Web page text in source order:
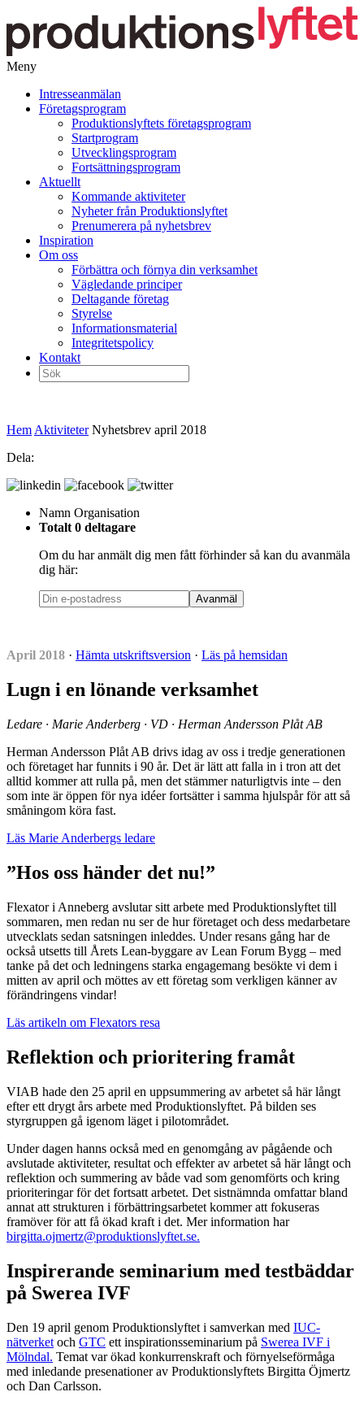
Meny
vidare
Intresseanmälan
Företagsprogram
Produktionslyftets företagsprogram
Startprogram
Utvecklingsprogram
Fortsättningsprogram
Aktuellt
Kommande aktiviteter
Nyheter från Produktionslyftet
Prenumerera på nyhetsbrev
Inspiration
Om oss
Förbättra och förnya din verksamhet
Vägledande principer
Deltagande företag
Styrelse
Informationsmaterial
Integritetspolicy
Kontakt
Sök
efter:
Hem Aktiviteter Nyhetsbrev april 2018
Dela:
Namn Organisation
Totalt 0 deltagare
Om du har anmält dig men fått förhinder så kan du avanmäla
dig här:
Avanmäl
April 2018 · Hämta utskriftsversion · Läs på hemsidan
Lugn i en lönande verksamhet
Ledare · Marie Anderberg · VD · Herman Andersson Plåt AB
Herman Andersson Plåt AB drivs idag av oss i tredje generationen
och företaget har funnits i 90 år. Det är lätt att falla in i tron att det
alltid kommer att rulla på, men det stämmer naturligtvis inte – den
som inte är öppen för nya idéer fortsätter i samma hjulspår för att så
småningom köra fast.
Läs Marie Anderbergs ledare
”Hos oss händer det nu!”
Flexator i Anneberg avslutar sitt arbete med Produktionslyftet till
sommaren, men redan nu ser de hur företaget och dess medarbetare
utvecklats sedan satsningen inleddes. Under resans gång har de
också utsetts till Årets Lean-byggare av Lean Forum Bygg – med
tanke på det och ledningens starka engagemang besökte vi dem i
mitten av april och möttes av ett företag som verkligen känner av
förändringens vindar!
Läs artikeln om Flexators resa
Reflektion och prioritering framåt
VIAB hade den 25 april en uppsummering av arbetet så här långt
efter ett drygt års arbete med Produktionslyftet. På bilden ses
styrgruppen gå igenom läget i pilotområdet.
Under dagen hanns också med en genomgång av pågående och
avslutade aktiviteter, resultat och effekter av arbetet så här långt och
reflektion och summering av både vad som genomförts och kring
prioriteringar för det fortsatt arbetet. Det sistnämnda omfattar bland
annat att strukturen i förbättringsarbetet kommer att fokuseras
framöver för att få ökad kraft i det. Mer information har
birgitta.ojmertz@produktionslyftet.se.
Inspirerande seminarium med testbäddar
på Swerea IVF
Den 19 april genom Produktionslyftet i samverkan med IUC-
nätverket och GTC ett inspirations­seminarium på Swerea IVF i
Mölndal. Temat var ökad konkurrenskraft och förnyelseförmåga
med inledande presenationer av Produktionslyftets Birgitta Öjmertz
och Dan Carlsson.